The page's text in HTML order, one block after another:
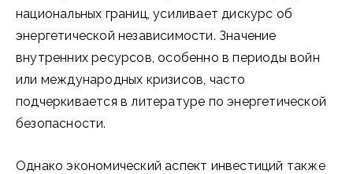
национальных границ, усиливает дискурс об
энергетической независимости. Значение
внутренних ресурсов, особенно в периоды войн
или международных кризисов, часто
подчеркивается в литературе по энергетической
безопасности.
Однако экономический аспект инвестиций также